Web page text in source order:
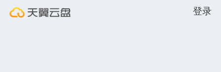
登录